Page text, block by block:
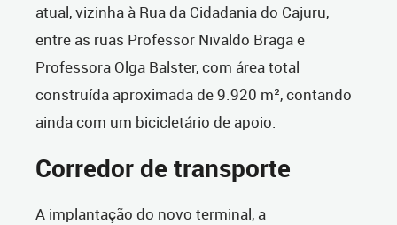
atual, vizinha à Rua da Cidadania do Cajuru,
entre as ruas Professor Nivaldo Braga e
Professora Olga Balster, com área total
construída aproximada de 9.920 m², contando
ainda com um bicicletário de apoio.
Corredor de transporte
A implantação do novo terminal, a